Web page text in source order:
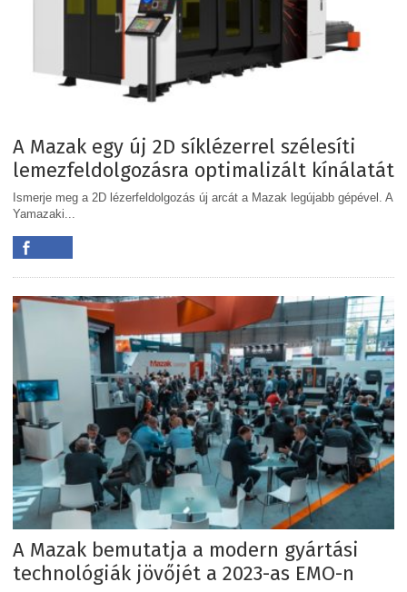
A Mazak egy új 2D síklézerrel szélesíti
lemezfeldolgozásra optimalizált kínálatát
Ismerje meg a 2D lézerfeldolgozás új arcát a Mazak legújabb gépével. A
Yamazaki...
A Mazak bemutatja a modern gyártási
technológiák jövőjét a 2023-as EMO-n